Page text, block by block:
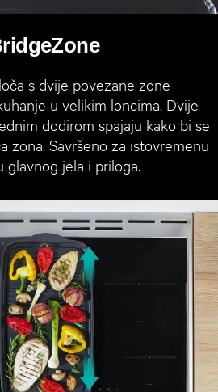
s dvije povezane zone
u velikim loncima. Dvije
dodirom spajaju kako bi se
zona. Savršeno za istovremenu
glavnog jela i priloga.